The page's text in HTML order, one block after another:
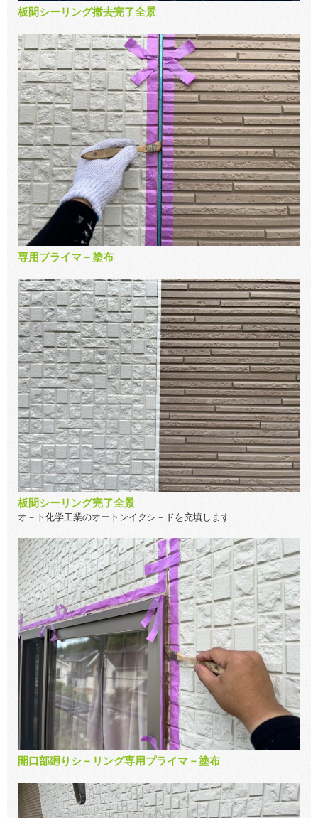
板間シーリング撤去完了全景
専用プライマ－塗布
板間シーリング完了全景
オ－ト化学工業のオートンイクシ－ドを充填します
開口部廻りシ－リング専用プライマ－塗布